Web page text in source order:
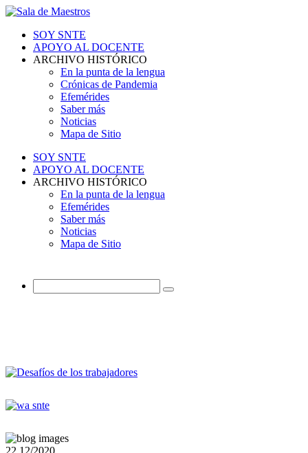
SOY SNTE
APOYO AL DOCENTE
ARCHIVO HISTÓRICO
En la punta de la lengua
Crónicas de Pandemia
Efemérides
Saber más
Noticias
Mapa de Sitio
SOY SNTE
APOYO AL DOCENTE
ARCHIVO HISTÓRICO
En la punta de la lengua
Efemérides
Saber más
Noticias
Mapa de Sitio
22 12/2020